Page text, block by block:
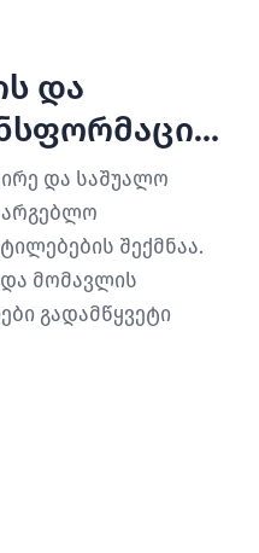
და
კომპანია
და საშუალო
შექმნაა.
მომავლის
გადამწყვეტი